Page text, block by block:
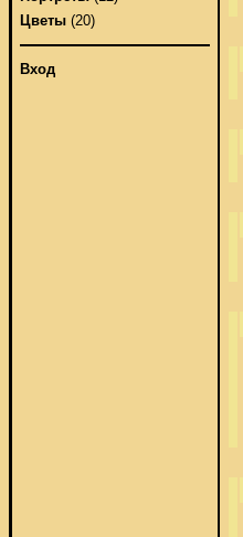
Цветы (20)
Вход